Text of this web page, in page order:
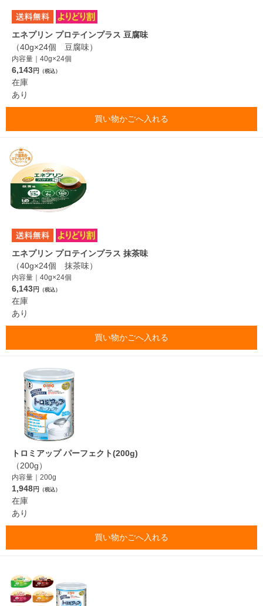
エネプリン プロテインプラス 豆腐味
（40g×24個 豆腐味）
内容量｜40g×24個
6,143円 （税込）
在庫
あり
買い物かごへ入れる
エネプリン プロテインプラス 抹茶味
（40g×24個 抹茶味）
内容量｜40g×24個
6,143円 （税込）
在庫
あり
買い物かごへ入れる
トロミアップ パーフェクト(200g)
（200g）
内容量｜200g
1,948円 （税込）
在庫
あり
買い物かごへ入れる